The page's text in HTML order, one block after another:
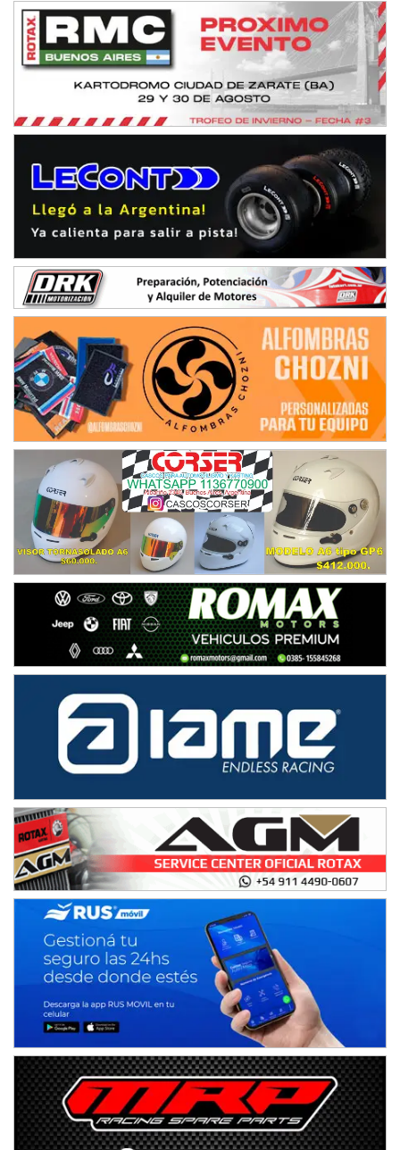
Humboldt (Santa Fe)
NORESTE SANTAFESINO - F6
Ciudad de Avellaneda (Asfalto)
SUR SANTAFESINO - F4
José Samuel Sánchez (Tierra)
TUCUMANO - F5
El Timbó (Tucumán)